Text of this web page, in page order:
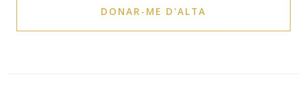
DONAR-ME D'ALTA